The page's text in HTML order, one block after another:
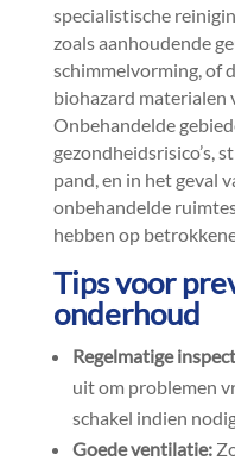
specialistische
zoals aanhoudende
schimmelvorming, of
biohazard materialen
Onbehandelde
gezondheidsrisico’s,
pand, en in het geval
onbehandelde
hebben op
Tips voor
onderhoud
Regelmatige
uit om problemen
schakel indien
Goede ventilatie: